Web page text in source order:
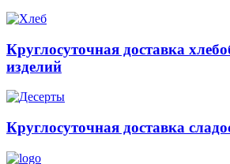
Круглосуточная доставка
изделий
Круглосуточная доставка